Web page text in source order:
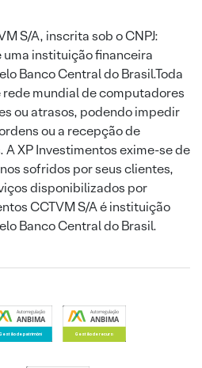
S/A, inscrita sob o CNPJ:
instituição financeira
Banco Central do Brasil.Toda
mundial de computadores
ou atrasos, podendo impedir
ou a recepção de
XP Investimentos exime-se de
sofridos por seus clientes,
disponibilizados por
CCTVM S/A é instituição
Banco Central do Brasil.